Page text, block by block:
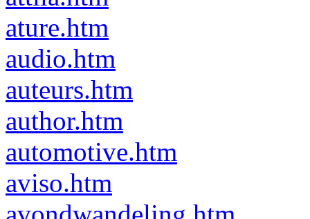
ature.htm
audio.htm
auteurs.htm
author.htm
automotive.htm
aviso.htm